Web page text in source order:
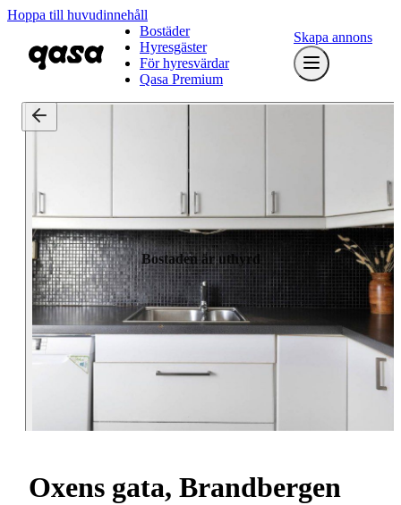
Hoppa till huvudinnehåll
Bostäder
Hyresgäster
För hyresvärdar
Qasa Premium
Skapa annons
Bostaden är uthyrd
Oxens gata, Brandbergen